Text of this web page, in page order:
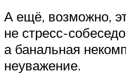
А ещё, возможно,
не стресс-
а банальная
неуважение.